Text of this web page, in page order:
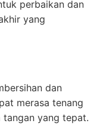
perbaikan dan
yang
dan
merasa tenang
yang tepat.